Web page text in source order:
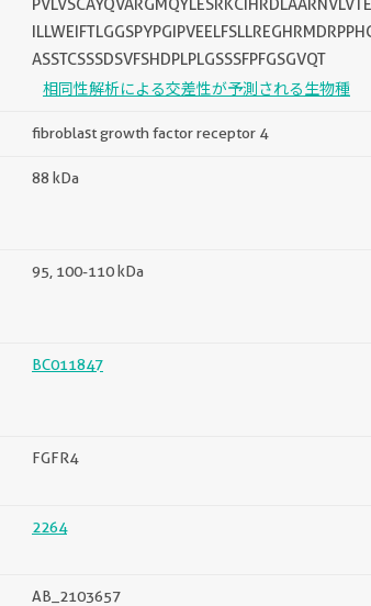
ASSTCSSSDSVFSHDPLPLGSSSFPFGSGVQT
相同性解析による交差性が予測される生物種
fibroblast growth factor receptor 4
88 kDa
95, 100-110 kDa
BC011847
FGFR4
2264
AB_2103657